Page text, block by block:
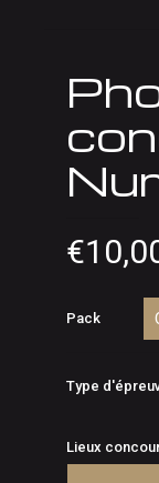
€
Pack
Type
Lieux